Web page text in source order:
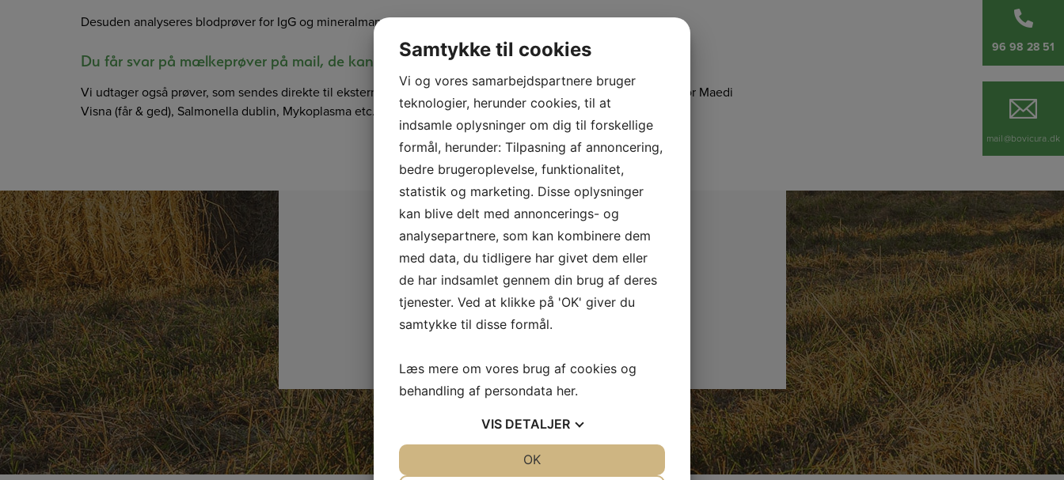
Desuden analyseres blodprøver for IgG og mineralmangel.
Du får svar på mælkeprøver på mail, de kan desuden ses i DMS.
Vi udtager også prøver, som sendes direkte til eksternt laboratorier. Eksempelvis blodprøver til undersøgelse for Maedi
Visna (får & ged), Salmonella dublin, Mykoplasma etc..
96 98 28 51
mail@bovicura.dk
Tilmeld dig vores
nyhedsbrev
Hold dig opdateret om kommende nyheder og kurser.
Samtykke til cookies
Vi og vores samarbejdspartnere bruger
teknologier, herunder cookies, til at
indsamle oplysninger om dig til forskellige
formål, herunder: Tilpasning af annoncering,
bedre brugeroplevelse, funktionalitet,
statistik og marketing. Disse oplysninger
kan blive delt med annoncerings- og
analysepartnere, som kan kombinere dem
med data, du tidligere har givet dem eller
de har indsamlet gennem din brug af deres
tjenester. Ved at klikke på 'OK' giver du
samtykke til disse formål.
Læs mere om vores brug af cookies og
behandling af persondata her.
VIS DETALJER
OK